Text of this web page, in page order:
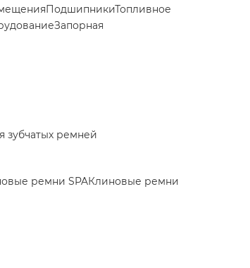
ПодшипникиТопливное
Запорная
зубчатых ремней
ремни SPAКлиновые ремни